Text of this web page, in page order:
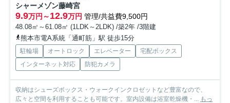
シャーメゾン藤崎宮
9.9万円～12.9万円 管理/共益費9,500円
48.08㎡～61.08㎡ (1LDK～2LDK) /築2年 /3階建
熊本市電A系統「通町筋」駅 徒歩15分
駐輪場 オートロック エレベーター
宅配ボックス
インターネット対応
防犯カメラ
収納はシューズボックス・ウォークインクロゼットなど豊富なので、
広々と空間を利用することも可能です。室内設備は浴室乾燥機・... もっ